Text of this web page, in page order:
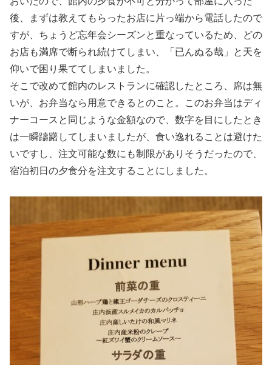
後、まずは教えてもらったお店に片っ端から電話したので
すが、ちょうど忘年会シーズンと重なっているため、どの
お店も満席で断られ続けてしまい、「已んぬる哉」と天を
仰いで困り果ててしまいました。
そこで改めて館内のレストランに確認したところ、席は無
いが、お弁当なら用意できるとのこと。このお弁当はディ
ナーコースと同じような金額なので、数字を目にしたとき
は一瞬躊躇してしまいましたが、食い逸れることは避けた
いですし、注文可能な数にも制限がありそうだったので、
宿泊初日の夕食分を注文することにしました。